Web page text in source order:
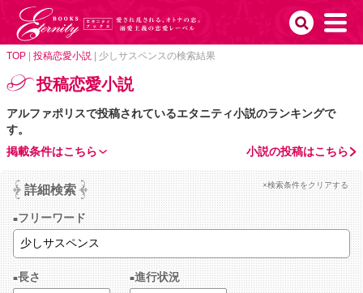
TOP 投稿恋愛小説 少しサスペンスの検索結果
投稿恋愛小説
アルファポリスで投稿されているエタニティ小説のランキングで
す。
小説の投稿はこちら
掲載条件はこちら
詳細検索 ×検索条件をクリアする
フリーワード
長さ 進行状況